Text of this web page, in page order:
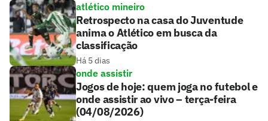
atlético mineiro
Retrospecto na casa do Juventude
anima o Atlético em busca da
classificação
Há 5 dias
onde assistir
Jogos de hoje: quem joga no futebol e
onde assistir ao vivo – terça-feira
(04/08/2026)